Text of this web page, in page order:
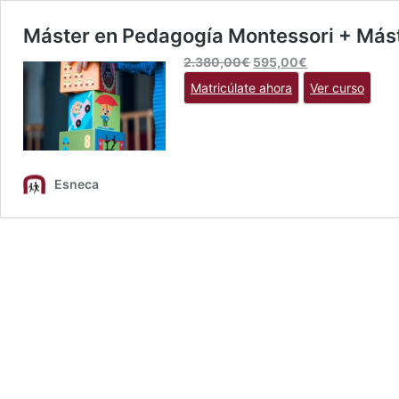
Máster en Pedagogía Montessori +
2.380,00€ El
precio
original
595,00€
precio
actual
Matricúlate ahora Ver curso
Esneca